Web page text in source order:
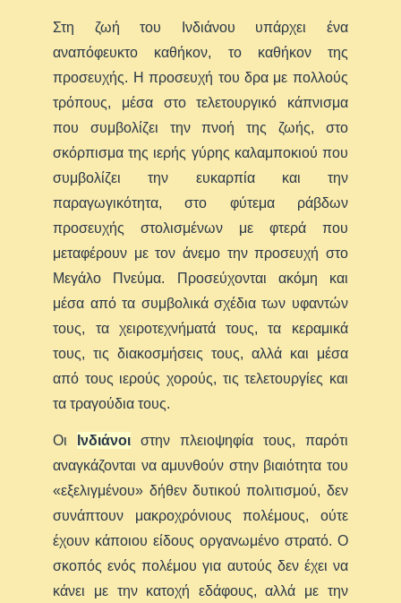
Στη ζωή του Ινδιάνου υπάρχει ένα
αναπόφευκτο καθήκον, το καθήκον της
προσευχής. Η προσευχή του δρα με πολλούς
τρόπους, μέσα στο τελετουργικό κάπνισμα
που συμβολίζει την πνοή της ζωής, στο
σκόρπισμα της ιερής γύρης καλαμποκιού που
συμβολίζει την ευκαρπία και την
παραγωγικότητα, στο φύτεμα ράβδων
προσευχής στολισμένων με φτερά που
μεταφέρουν με τον άνεμο την προσευχή στο
Μεγάλο Πνεύμα. Προσεύχονται ακόμη και
μέσα από τα συμβολικά σχέδια των υφαντών
τους, τα χειροτεχνήματά τους, τα κεραμικά
τους, τις διακοσμήσεις τους, αλλά και μέσα
από τους ιερούς χορούς, τις τελετουργίες και
τα τραγούδια τους.
Οι Ινδιάνοι στην πλειοψηφία τους, παρότι
αναγκάζονται να αμυνθούν στην βιαιότητα του
«εξελιγμένου» δήθεν δυτικού πολιτισμού, δεν
συνάπτουν μακροχρόνιους πολέμους, ούτε
έχουν κάποιου είδους οργανωμένο στρατό. Ο
σκοπός ενός πολέμου για αυτούς δεν έχει να
κάνει με την κατοχή εδάφους, αλλά με την